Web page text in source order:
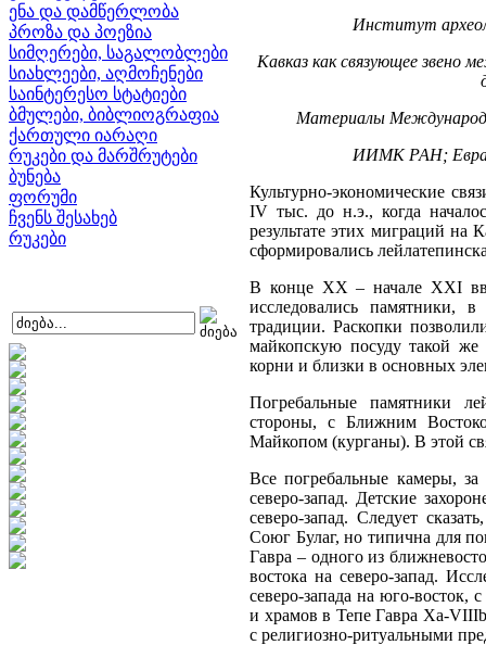
ენა და დამწერლობა
პროზა და პოეზია
სიმღერები, საგალობლები
სიახლეები, აღმოჩენები
საინტერესო სტატიები
ბმულები, ბიბლიოგრაფია
ქართული იარაღი
რუკები და მარშრუტები
ბუნება
ფორუმი
ჩვენს შესახებ
რუკები
Институт
Кавказ как связующее звено
Материалы
ИИМК РАН;
Культурно-экономические
IV тыс. до н.э., когда
результате этих миграций на
сформировались
В конце XX – начале XXI
исследовались памятники,
традиции. Раскопки
майкопскую посуду такой
корни и близки в основных
Погребальные памятники
стороны, с Ближним
Майкопом (курганы). В этой
Все погребальные камеры,
северо-запад. Детские
северо-запад. Следует
Союг Булаг, но типична для
Гавра – одного из
востока на северо-запад.
северо-запада на юго-восток,
и храмов в Тепе Гавра Xa-
с религиозно-ритуальными